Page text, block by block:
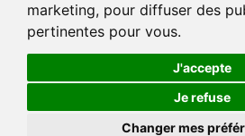
marketing, pour diffuser des
pertinentes pour vous.
J'accepte
Je refuse
Changer mes